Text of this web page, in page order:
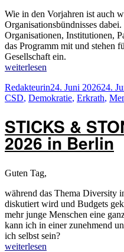
Wie in den Vorjahren ist auch
Organisationsbündnisses
Organisationen, Institutionen,
das Programm mit und stehen
Gesellschaft ein.
„Gendertreff
CSD
2026:
für
Vielfalt
und
Demokratie“
weiterlesen
Autor
RedakteurinVeröffentlicht
am
24. Juni 202624.
CSD, Demokratie, Erkrath,
STICKS &
2026 in Berlin
Guten Tag,
während das Thema Diversity
diskutiert wird und Budgets
mehr junge Menschen eine
kann ich in einer zunehmend
ich selbst sein?
„STICKS
weiterlesen